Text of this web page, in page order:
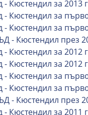
- Кюстендил за
- Кюстендил за
- Кюстендил за
Кюстендил през
- Кюстендил за 2012
- Кюстендил за
- Кюстендил за
- Кюстендил за
Кюстендил през
- Кюстендил за 2011